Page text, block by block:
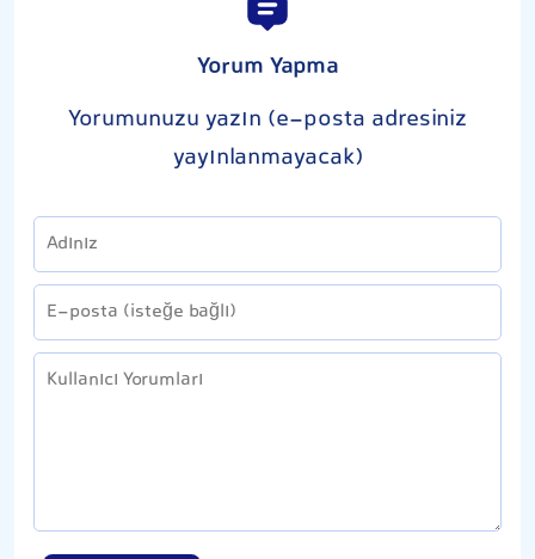
Yorum Yapma
Yorumunuzu yazın (e-posta adresiniz
yayınlanmayacak)